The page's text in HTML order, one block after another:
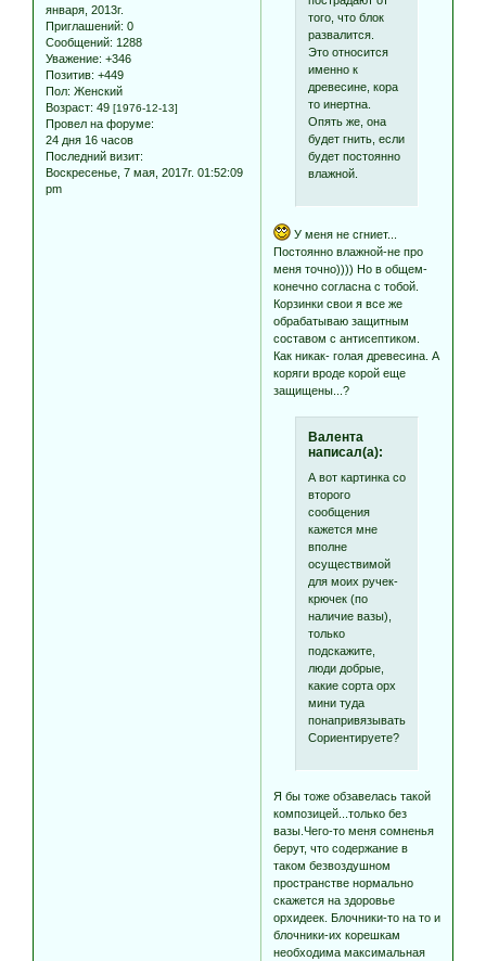
января, 2013г.
Приглашений: 0
Сообщений: 1288
Уважение: +346
Позитив: +449
Пол: Женский
Возраст: 49 [1976-12-13]
Провел на форуме:
24 дня 16 часов
Последний визит:
Воскресенье, 7 мая, 2017г. 01:52:09
pm
того, что блок
развалится.
Это относится
именно к
древесине, кора
то инертна.
Опять же, она
будет гнить, если
будет постоянно
влажной.
У меня не сгниет...
Постоянно влажной-не про
меня точно)))) Но в общем-
конечно согласна с тобой.
Корзинки свои я все же
обрабатываю защитным
составом с антисептиком.
Как никак- голая древесина. А
коряги вроде корой еще
защищены...?
Валента
написал(а):
А вот картинка со
второго
сообщения
кажется мне
вполне
осуществимой
для моих ручек-
крючек (по
наличие вазы),
только
подскажите,
люди добрые,
какие сорта орх
мини туда
понапривязывать?
Сориентируете?
Я бы тоже обзавелась такой
композицей...только без
вазы.Чего-то меня сомненья
берут, что содержание в
таком безвоздушном
пространстве нормально
скажется на здоровье
орхидеек. Блочники-то на то и
блочники-их корешкам
необходима максимальная